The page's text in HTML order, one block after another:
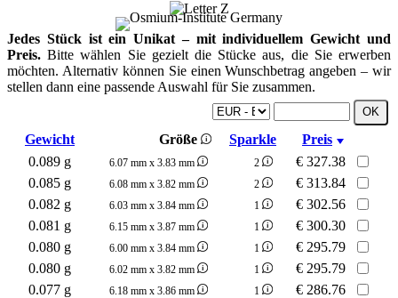
Jedes Stück ist ein Unikat – mit individuellem Gewicht und
Preis. Bitte wählen Sie gezielt die Stücke aus, die Sie erwerben
möchten. Alternativ können Sie einen Wunschbetrag angeben – wir
stellen dann eine passende Auswahl für Sie zusammen.
Gewicht Größe Sparkle
Preis
0.089 g
6.07 mm x 3.83 mm 2 € 327.38
0.085 g
6.08 mm x 3.82 mm 2 € 313.84
0.082 g
6.03 mm x 3.84 mm 1 € 302.56
0.081 g
6.15 mm x 3.87 mm 1 € 300.30
0.080 g
6.00 mm x 3.84 mm 1 € 295.79
0.080 g
6.02 mm x 3.82 mm 1 € 295.79
0.077 g
6.18 mm x 3.86 mm 1 € 286.76